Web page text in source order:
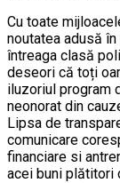
Cu toate
noutatea adusă
întreaga clasă
deseori că toți
iluzoriul program
neonorat din
Lipsa de
comunicare
financiare si
acei buni plătitori